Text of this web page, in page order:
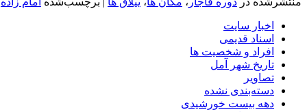
اخبار سایت
اسناد قدیمی
افراد و شخصیت ها
تاریخ شهر آمل
تصاویر
دسته‌بندی نشده
دهه بیست خورشیدی